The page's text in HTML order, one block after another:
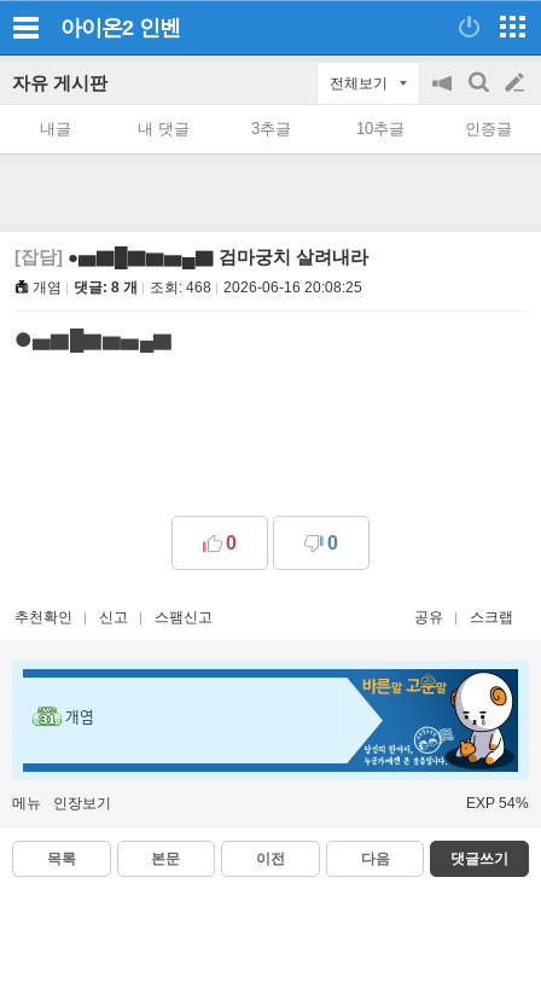
아이온2 인벤
자유 게시판 전체보기
공
on/off
검
색
글
쓰
내글 내 댓글 3추글 10추글 인증글
[잡담] ●▅▇█▇▆▅▄▇ 검마궁치 살려내라
개염 댓글: 8 개 조회: 468 2026-06-16 20:08:25
●▅▇█▇▆▅▄▇
0 0
추천확인 신고 스팸신고 공유 스크랩
개염
메뉴 인장보기 EXP 54%
목록 본문 이전 다음 댓글쓰기